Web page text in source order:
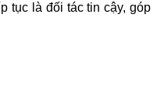
tục là đối tác tin cậy, góp